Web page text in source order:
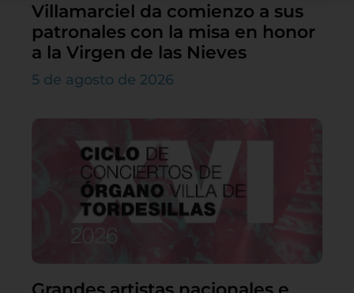
Villamarciel da comienzo a sus
patronales con la misa en honor
a la Virgen de las Nieves
5 de agosto de 2026